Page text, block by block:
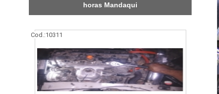
horas Mandaqui
Cod.:10311